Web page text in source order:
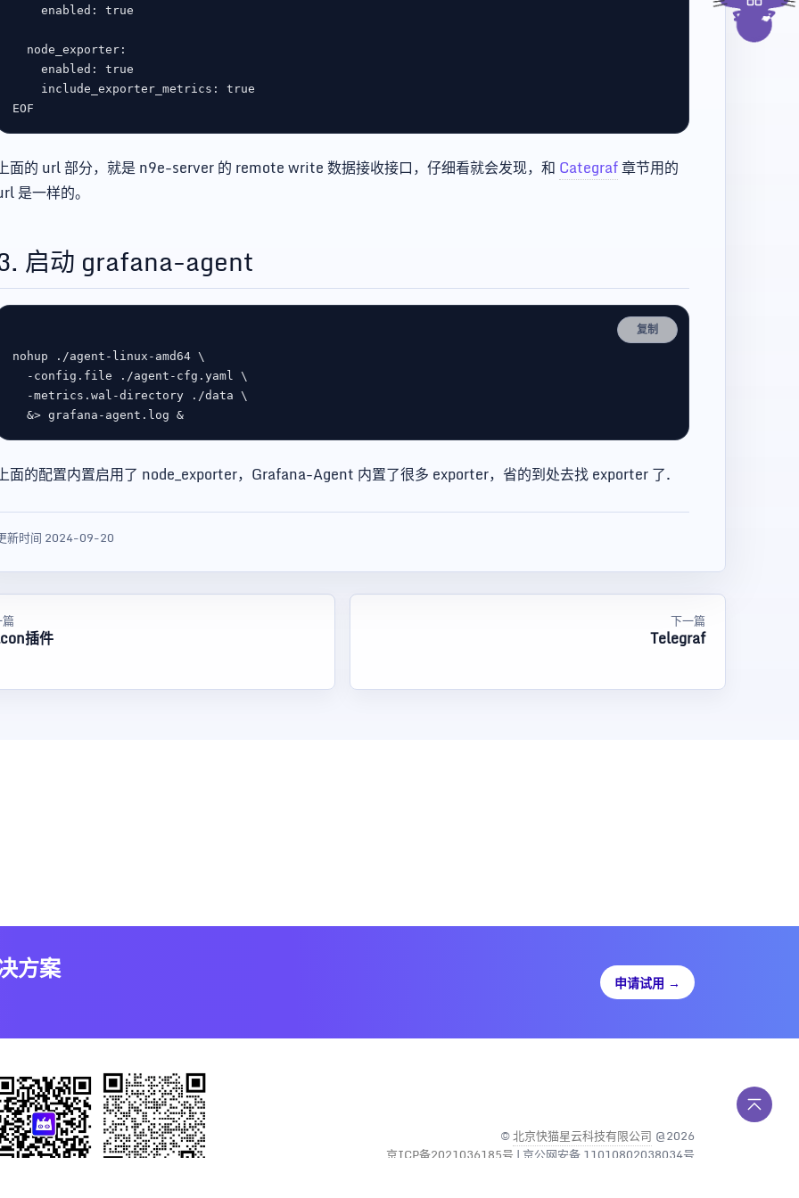
EOF
面的 url 部分，就是 n9e-server 的 remote write 数据接收接口，仔细看就会发现，和 Categraf章节用的
是一样的。
启动 grafana-agent
复制
nohup ./agent-linux-amd64
  -config.file ./agent-cfg.yaml
  -metrics.wal-directory ./data
面的配置内置启用了 node_exporter，Grafana-Agent 内置了很多 exporter，省的到处去找 exporter 了.
新时间 2024-09-20
插件
下一篇
Telegraf
方案 申请试用 →
©北京快猫星云科技有限公司 @2026
京ICP备2021036185号 | 京公网安备 11010802038034号